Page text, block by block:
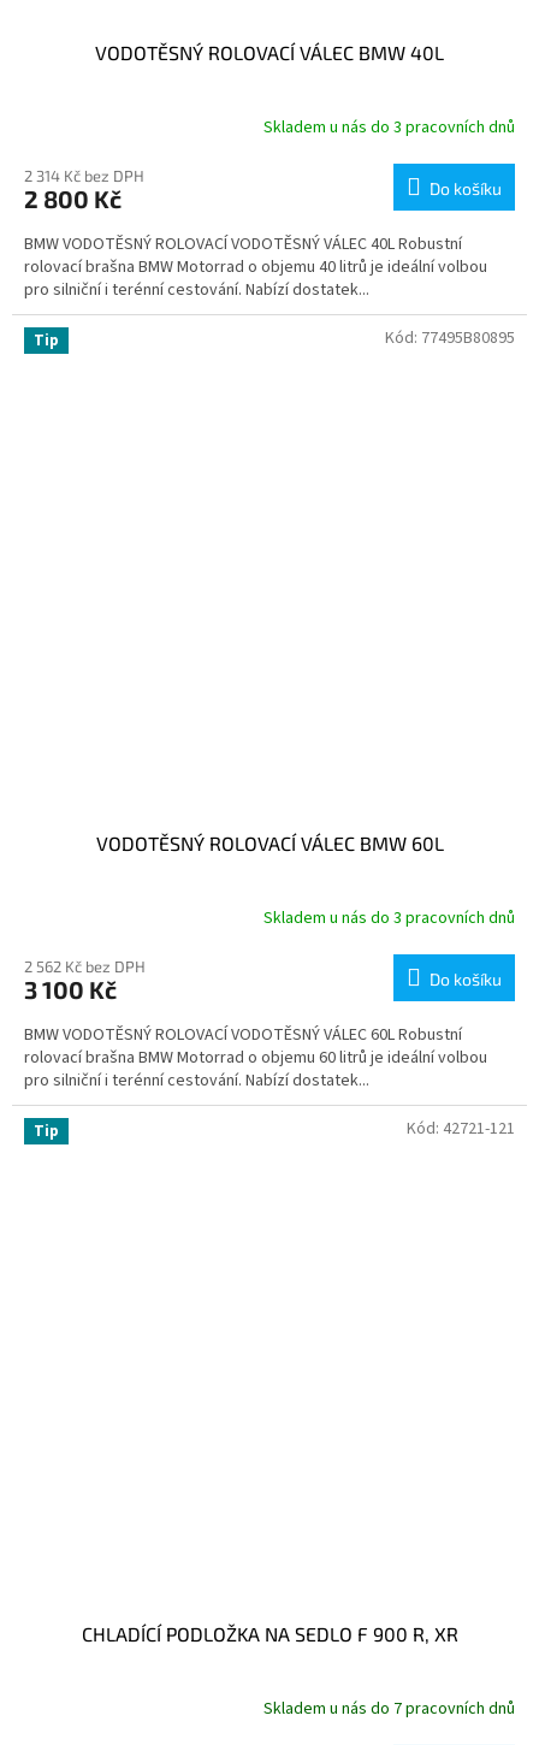
VODOTĚSNÝ ROLOVACÍ VÁLEC BMW 40L
Skladem u nás do 3 pracovních dnů
2 314 Kč bez DPH
2 800 Kč Do košíku
BMW VODOTĚSNÝ ROLOVACÍ VODOTĚSNÝ VÁLEC 40L Robustní
rolovací brašna BMW Motorrad o objemu 40 litrů je ideální volbou
pro silniční i terénní cestování. Nabízí dostatek...
Tip
VODOTĚSNÝ ROLOVACÍ VÁLEC BMW 60L
Skladem u nás do 3 pracovních dnů
2 562 Kč bez DPH
3 100 Kč Do košíku
BMW VODOTĚSNÝ ROLOVACÍ VODOTĚSNÝ VÁLEC 60L Robustní
rolovací brašna BMW Motorrad o objemu 60 litrů je ideální volbou
pro silniční i terénní cestování. Nabízí dostatek...
Kód: 77495B80895
Tip
CHLADÍCÍ PODLOŽKA NA SEDLO F 900 R, XR
Skladem u nás do 7 pracovních dnů
Kód: 42721-121